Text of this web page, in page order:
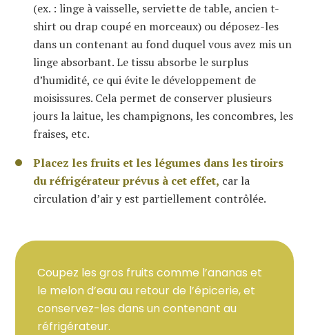
(ex. : linge à vaisselle, serviette de table, ancien t-
shirt ou drap coupé en morceaux) ou déposez-les
dans un contenant au fond duquel vous avez mis un
linge absorbant. Le tissu absorbe le surplus
d’humidité, ce qui évite le développement de
moisissures. Cela permet de conserver plusieurs
jours la laitue, les champignons, les concombres, les
fraises, etc.
Placez les fruits et les légumes dans les tiroirs
du réfrigérateur prévus à cet effet, car la
circulation d’air y est partiellement contrôlée.
Coupez les gros fruits comme l’ananas et
le melon d’eau au retour de l’épicerie, et
conservez-les dans un contenant au
réfrigérateur.